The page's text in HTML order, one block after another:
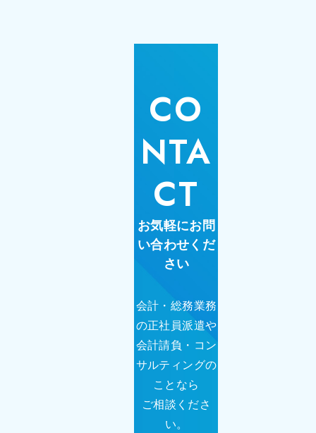
CO
NTA
CT
お気軽にお問
い合わせくだ
さい
会計・総務業務
の正社員派遣や
会計請負・コン
サルティングの
ことなら
ご相談くださ
い。